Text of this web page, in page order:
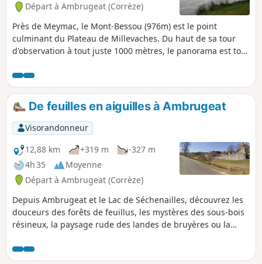
Départ à Ambrugeat (Corrèze)
Près de Meymac, le Mont-Bessou (976m) est le point
culminant du Plateau de Millevaches. Du haut de sa tour
d'observation à tout juste 1000 mètres, le panorama est tout
sources de la Vézère à travers les tourbières de Longéroux
au pied du Puy Pendu.
De feuilles en aiguilles à Ambrugeat
Visorandonneur
12,88 km
+319 m
-327 m
4h 35
Moyenne
Départ à Ambrugeat (Corrèze)
Depuis Ambrugeat et le Lac de Séchenailles, découvrez les
douceurs des forêts de feuillus, les mystères des sous-bois
résineux, la paysage rude des landes de bruyères ou la
famille !